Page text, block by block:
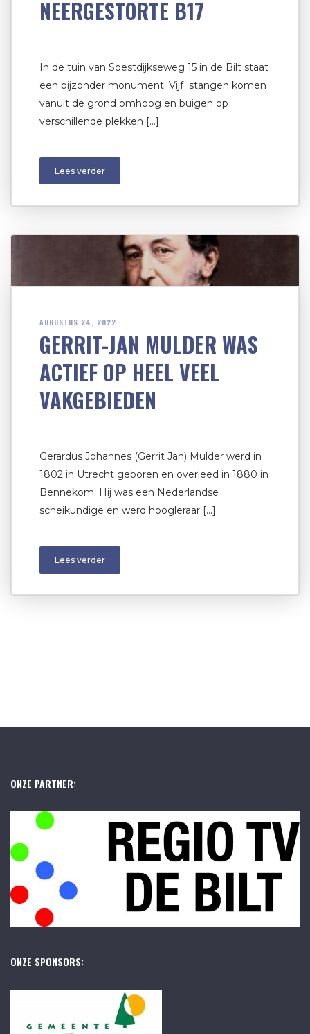
NEERGESTORTE B17
In de tuin van Soestdijkseweg 15 in de Bilt staat
een bijzonder monument. Vijf stangen komen
vanuit de grond omhoog en buigen op
verschillende plekken […]
Lees verder
AUGUSTUS 24, 2022
GERRIT-JAN MULDER WAS
ACTIEF OP HEEL VEEL
VAKGEBIEDEN
Gerardus Johannes (Gerrit Jan) Mulder werd in
1802 in Utrecht geboren en overleed in 1880 in
Bennekom. Hij was een Nederlandse
scheikundige en werd hoogleraar […]
Lees verder
ONZE PARTNER:
ONZE SPONSORS: